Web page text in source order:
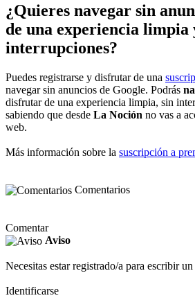
¿Quieres navegar sin
de una experiencia limpia
interrupciones?
Puedes registrarse y disfrutar de una
navegar sin anuncios de Google. Podrás
disfrutar de una experiencia limpia, sin
sabiendo que desde La Noción no vas a
web.
Más información sobre la suscripción a
Comentarios
Comentar
Aviso
Necesitas estar registrado/a para escribir
Identificarse